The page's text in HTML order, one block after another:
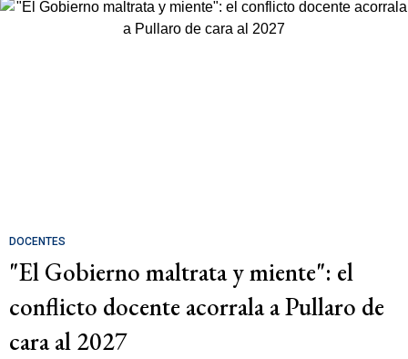
DOCENTES
"El Gobierno maltrata y miente": el
conflicto docente acorrala a Pullaro de
cara al 2027